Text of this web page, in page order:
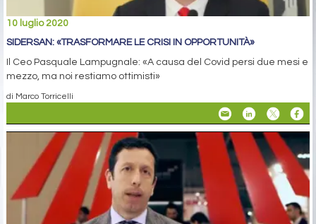
10 luglio 2020
SIDERSAN: «TRASFORMARE LE CRISI IN OPPORTUNITÀ»
Il Ceo Pasquale Lampugnale: «A causa del Covid persi due mesi e
mezzo, ma noi restiamo ottimisti»
di Marco Torricelli